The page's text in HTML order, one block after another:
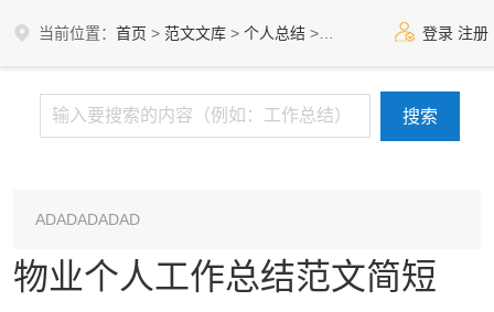
当前位置： 首页 > 范文文库 > 个人总结 > 其他个人工作总结
登录 注册
ADADADADAD
物业个人工作总结范文简短